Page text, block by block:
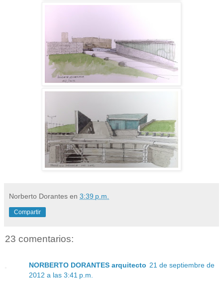
Norberto Dorantes en 3:39 p.m.
Compartir
23 comentarios:
NORBERTO DORANTES arquitecto 21 de septiembre de
2012 a las 3:41 p.m.